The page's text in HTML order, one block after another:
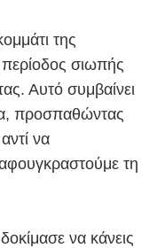
της
περίοδος σιωπής
Αυτό συμβαίνει
προσπαθώντας
να
τη
να κάνεις